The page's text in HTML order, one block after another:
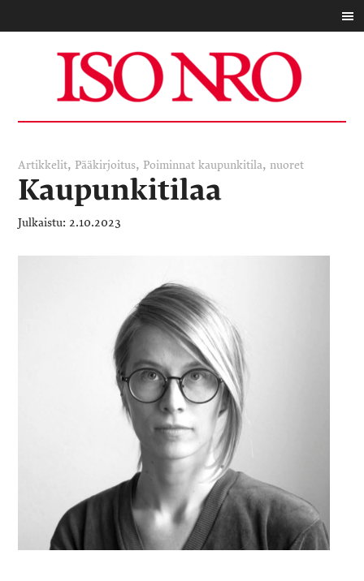
Artikkelit, Pääkirjoitus, Poiminnat kaupunkitila, nuoret
Kaupunkitilaa
2.10.2023